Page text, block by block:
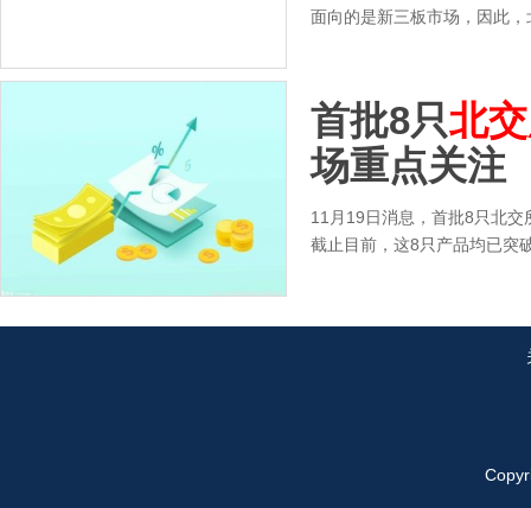
面向的是新三板市场，因此
首批8只北
场重点关注
11月19日消息，首批8只北
截止目前，这8只产品均已突